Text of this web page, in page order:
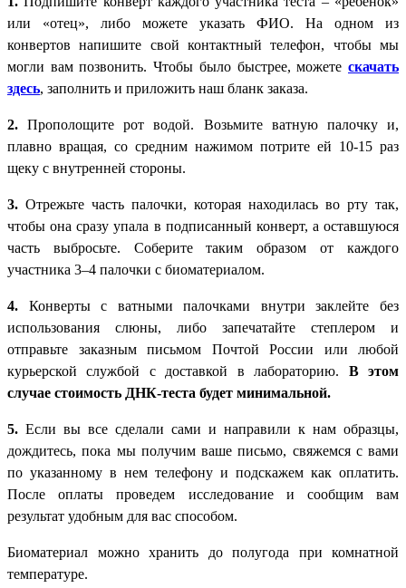
или «отец», либо можете указать ФИО. На одном из
конвертов напишите свой контактный телефон, чтобы мы
могли вам позвонить. Чтобы было быстрее, можете скачать
здесь, заполнить и приложить наш бланк заказа.
2. Прополощите рот водой. Возьмите ватную палочку и,
плавно вращая, со средним нажимом потрите ей 10-15 раз
щеку с внутренней стороны.
3. Отрежьте часть палочки, которая находилась во рту так,
чтобы она сразу упала в подписанный конверт, а оставшуюся
часть выбросьте. Соберите таким образом от каждого
участника 3–4 палочки с биоматериалом.
4. Конверты с ватными палочками внутри заклейте без
использования слюны, либо запечатайте степлером и
отправьте заказным письмом Почтой России или любой
курьерской службой с доставкой в лабораторию. В этом
случае стоимость ДНК-теста будет минимальной.
5. Если вы все сделали сами и направили к нам образцы,
дождитесь, пока мы получим ваше письмо, свяжемся с вами
по указанному в нем телефону и подскажем как оплатить.
После оплаты проведем исследование и сообщим вам
результат удобным для вас способом.
Биоматериал можно хранить до полугода при комнатной
температуре.